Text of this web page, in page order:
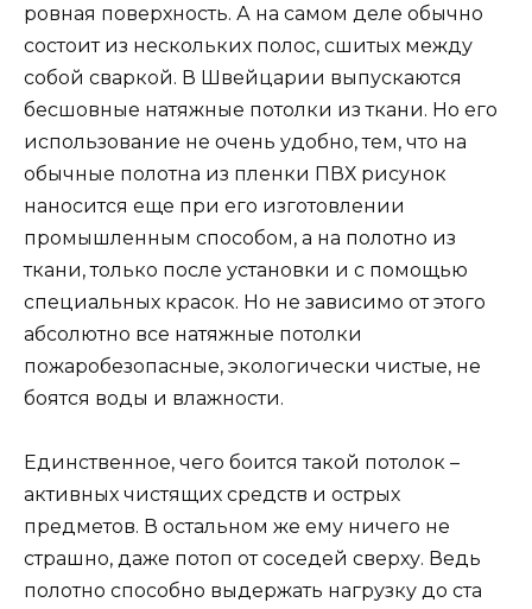
ровная поверхность. А на самом деле обычно
состоит из нескольких полос, сшитых между
собой сваркой. В Швейцарии выпускаются
бесшовные натяжные потолки из ткани. Но его
использование не очень удобно, тем, что на
обычные полотна из пленки ПВХ рисунок
наносится еще при его изготовлении
промышленным способом, а на полотно из
ткани, только после установки и с помощью
специальных красок. Но не зависимо от этого
абсолютно все натяжные потолки
пожаробезопасные, экологически чистые, не
боятся воды и влажности.
Единственное, чего боится такой потолок –
активных чистящих средств и острых
предметов. В остальном же ему ничего не
страшно, даже потоп от соседей сверху. Ведь
полотно способно выдержать нагрузку до ста